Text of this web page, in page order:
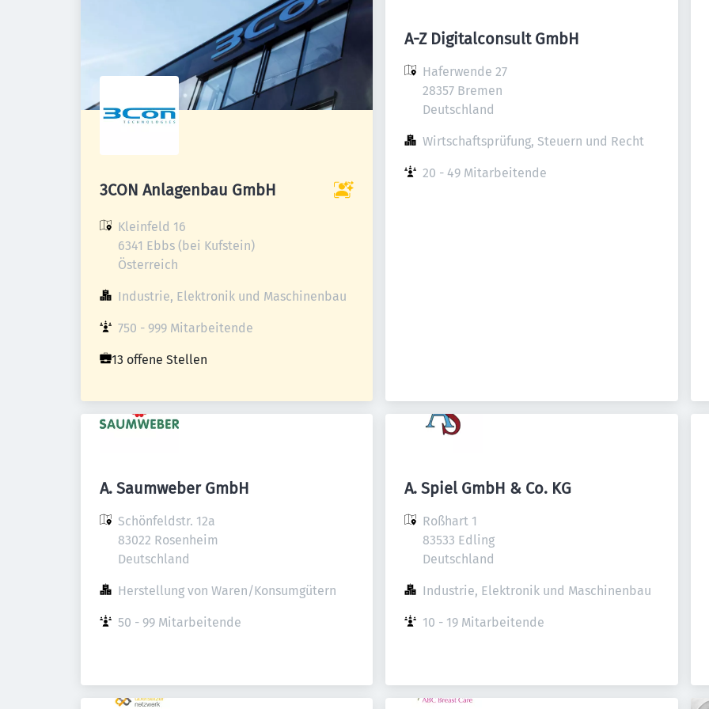
3CON Anlagenbau GmbH
Kleinfeld 16
6341 Ebbs (bei Kufstein)
Österreich
Industrie, Elektronik und Maschinenbau
750 - 999 Mitarbeitende
13 offene Stellen
A-Z Digitalconsult GmbH
Haferwende 27
28357 Bremen
Deutschland
Wirtschaftsprüfung, Steuern und Recht
20 - 49 Mitarbeitende
A. Saumweber GmbH
Schönfeldstr. 12a
83022 Rosenheim
Deutschland
Herstellung von Waren/Konsumgütern
50 - 99 Mitarbeitende
A. Spiel GmbH & Co. KG
Roßhart 1
83533 Edling
Deutschland
Industrie, Elektronik und Maschinenbau
10 - 19 Mitarbeitende